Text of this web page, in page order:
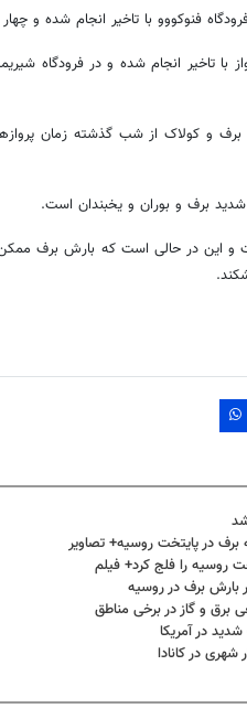
و کولاک از شب گذشته زمان
برف و بوران و یخبندان است.
و این در حالی است که بارش برف ممکن
در پایتخت روسیه+ تصاویر
روسیه را فلج کرد+ فیلم
برق و گاز در برخی مناطق
در آمریکا
شهری در کانادا